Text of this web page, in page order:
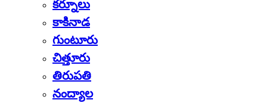
కర్నూలు
కాకినాడ
గుంటూరు
చిత్తూరు
తిరుపతి
నంద్యాల